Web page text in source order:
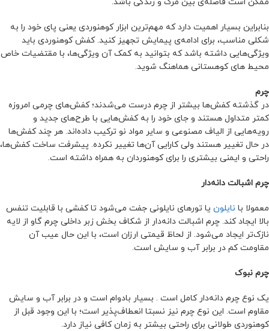
بنابراین بسیار اهمیت دارد که مهم‌ترین ابزار کوهنوردی یعنی پای خود را به
شکلی مناسب، برای ادامه‌ی پیمایش تجهیز کنید. کفش کوهنوردی باید
ویژگی‌هایی داشته باشد که بتوانید به کمک آن ویژگی‌‌ها، با مقتضیات خاص
محیط‌ های کوهستانی هماهنگ شوید.
چرم
در گذشته کفش‌ها بیشتر از چرم درست می‌شدند؛ کفش‌های چرمی امروزه
کمتر متداول هستند و جای خود را به کفش‌هایی با طرح‌های جدید و
رویه‌هایی از الیاف مصنوعی و سایر مواد نو ترکیب داده‌اند. هر چند کفش‌ها
در حال تغییر هستند ولی کارایی آن‌ها تغییر نکرده. پیشرفت ساخت کفش‌ها،
راحتی و ایمنی بیشتری را برای کو‌هنوردان به همراه داشته است.
چرم اشبالت‌ دانه‌دار
معمولا با نایلون یا تورهای نایلونی جفت می‌شود تا کفشی با قابلیت تنفس
بالا ایجاد کند. چرم اشبالت‌ دانه‌دار از شکاف بخش زبر داخلی چرم گاو از لایه
نازک‌تر ایجاد می‌شود. از لحاظ قیمتی ارزان است، ‌با این حال عیب آن
مقاومت کم در برابر آب و سایش است.
چرم نبوک
یک نوع چرم دانه‌دار کامل است . بسیار بادوام است و در برابر آب و سایش
مقاوم است. این نوع چرم نیز نسبتا انعطاف‌پذیر است؛ با این وجود قبل از
کوهنوردی طولانی برای راحتی بیشتر به زمان کافی نیاز دارد.